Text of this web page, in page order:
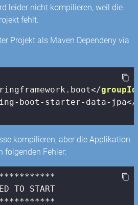
leider nicht kompilieren, weil die
fehlt.
Projekt als Maven Dependeny via
</groupId
boot-starter-data-jpa</
kompilieren, aber die Applikation
folgenden Fehler:
TO START